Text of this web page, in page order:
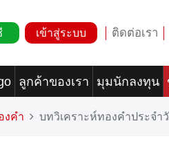
เข้าสู่ระบบ ติดต่อเรา
ลูกค้าของเรา มุมนักลงทุน
งคำ บทวิเคราะห์ทองคำประจำ